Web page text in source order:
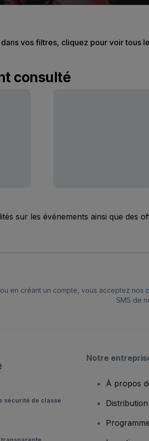
vos filtres, cliquez pour voir tous
consulté
sur les événements ainsi que des
en créant un compte, vous acceptez nos
SMS de
sécurité de classe
Notre
À propos